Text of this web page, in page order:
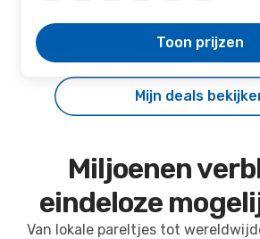
Toon prijzen
Mijn deals
Miljoenen
eindeloze
Van lokale pareltjes tot